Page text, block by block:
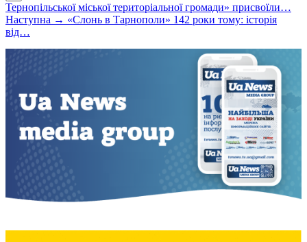
Тернопільської міської територіальної громади» присвоїли…
Наступна → «Слонь в Тарнополи» 142 роки тому: історія
від…